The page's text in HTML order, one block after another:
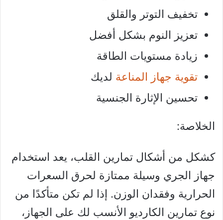
تخفيف التوتر والقلق
تعزيز النوم بشكل أفضل
زيادة مستويات الطاقة
تقوية جهاز المناعة لديك
تحسين الإثارة الجنسية
الخلاصة:
كشكل من أشكال تمارين القلب، يعد استخدام
جهاز الجري وسيلة ممتازة لحرق السعرات
الحرارية وفقدان الوزن. إذا لم تكن متأكدًا من
نوع تمارين الكارديو الأنسب لك على الجهاز،